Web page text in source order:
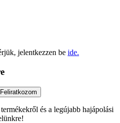
jelentkezzen be ide.
Feliratkozom
és a legújabb hajápolási